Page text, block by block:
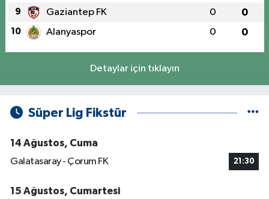
9 Gaziantep FK 0 0
10 Alanyaspor 0 0
Detaylar için tıklayın
Süper Lig Fikstür
14 Ağustos, Cuma
Galatasaray - Çorum FK
21:30
15 Ağustos, Cumartesi